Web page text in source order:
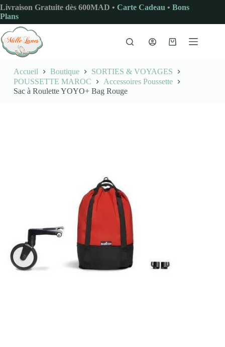
Passer
au
contenu
Livraison Gratuite dès 600MAD • Carte Cadeau • Bons
Plans
Panier
Accueil Boutique
SORTIES & VOYAGES
POUSSETTE MAROC
Accessoires Poussette
Sac à Roulette YOYO+ Bag Rouge